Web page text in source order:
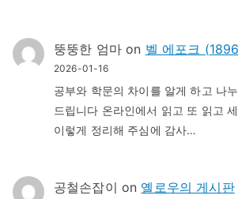
뚱뚱한 엄마on 벨 에포크
2026-01-16
공부와 학문의 차이를 알게 하고 나
드립니다 온라인에서 읽고 또 읽고
이렇게 정리해 주심에 감사…
공철손잡이 on 옐로우의 게시판